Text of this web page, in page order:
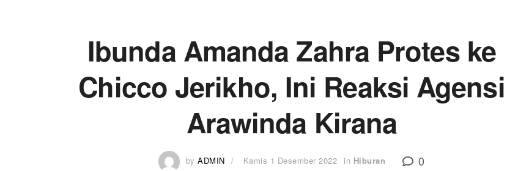
Ibunda Amanda Zahra Protes ke
Chicco Jerikho, Ini Reaksi Agensi
Arawinda Kirana
by ADMIN Kamis 1 Desember 2022 in Hiburan 0